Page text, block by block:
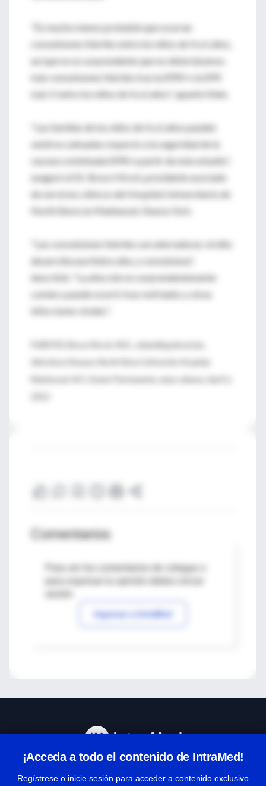
"Es mucho menos probable que ocurran
convulsiones febriles entre los niños de 4 a 6 años,
así que no es sorprendente que no detectáramos
más convulsiones febriles tras la SPRV o la SPR
más V entre los niños de 4 a 6 años", apuntó Klein.
"Las familias de los niños de 4 a 6 años pueden
sentirse calmadas respecto a la seguridad de la
vacuna combinada SPRV a partir de este estudio",
aseguró el Dr. Bruce Hirsch, presidente asociado
de servicios clínicos del Hospital Universitario de
North Shore en Manhasset, Nueva York.
"Las convulsiones febriles son aterradoras: el niño
desarrolla una fiebre alta, y convulsiona",
describió. "La afección es sorprendentemente
común y puede ocurrir tras resfriados y otras
infecciones virales".
Comentarios
Para ver los comentarios de colegas o
Ingresar a IntraMed
¡Acceda a todo el contenido de IntraMed!
Regístrese o inicie sesión para acceder a contenido exclusivo